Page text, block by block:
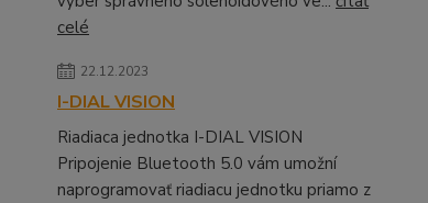
celé
22.12.2023
I-DIAL VISION
Riadiaca jednotka I-DIAL VISION
Pripojenie Bluetooth 5.0 vám umožní
naprogramovať riadiacu jednotku priamo z